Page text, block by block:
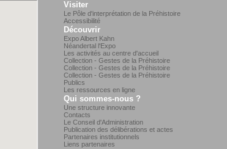
Visiter
Le Pôle d'interprétation de la Préhistoire
Accessibilité
Découvrir
Expo Albert Kahn
Néandertal l'Expo
Les activités au centre d'accueil
Collection - Gestes de la Préhistoire
Collection - Gestes de la Préhistoire
Collection - Gestes de la Préhistoire
Publics
Les ressources en ligne
Qui sommes-nous ?
Une structure innovante
Contacts
Le Conseil d'Administration
Publication des délibérations et actes
Partenaires institutionnels
Liens partenaires